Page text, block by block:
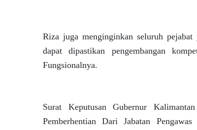
Riza juga menginginkan seluruh
dapat dipastikan pengembangan
Fungsionalnya.
Surat Keputusan Gubernur
Pemberhentian Dari Jabatan